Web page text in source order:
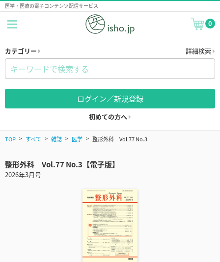
医学・医療の電子コンテンツ配信サービス
0
カテゴリー 詳細検索
ログイン／新規登録
初めての方へ
TOP すべて 雑誌 医学 整形外科 Vol.77 No.3
整形外科 Vol.77 No.3【電子版】
2026年3月号